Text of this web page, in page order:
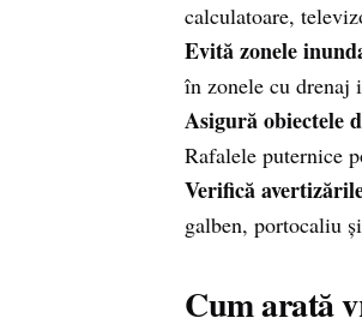
calculatoare,
Evită zonele
în zonele cu drenaj
Asigură obiectele
Rafalele puternice
Verifică
galben, portocaliu
Cum arată